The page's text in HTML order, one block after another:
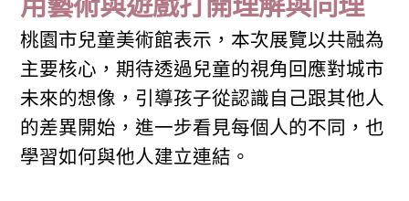
桃園市兒童美術館表示，本次展覽以共融為
主要核心，期待透過兒童的視角回應對城市
未來的想像，引導孩子從認識自己跟其他人
的差異開始，進一步看見每個人的不同，也
學習如何與他人建立連結。